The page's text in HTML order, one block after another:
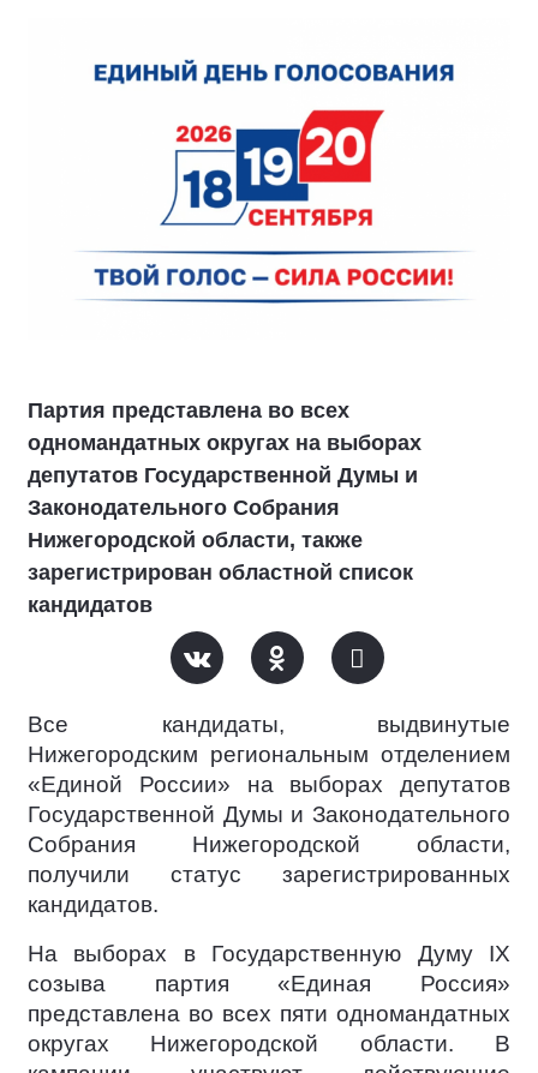
Партия представлена во всех
одномандатных округах на выборах
депутатов Государственной Думы и
Законодательного Собрания
Нижегородской области, также
зарегистрирован областной список
кандидатов
Все кандидаты, выдвинутые
Нижегородским региональным отделением
«Единой России» на выборах депутатов
Государственной Думы и Законодательного
Собрания Нижегородской области,
получили статус зарегистрированных
кандидатов.
На выборах в Государственную Думу IX
созыва партия «Единая Россия»
представлена во всех пяти одномандатных
округах Нижегородской области. В